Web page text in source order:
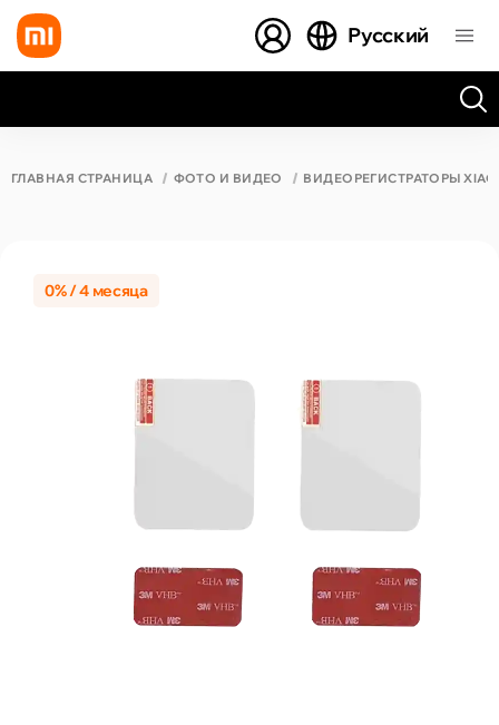
Русский
ГЛАВНАЯ СТРАНИЦА ФОТО И ВИДЕО ВИДЕОРЕГИСТРАТОРЫ
0% / 4 месяца